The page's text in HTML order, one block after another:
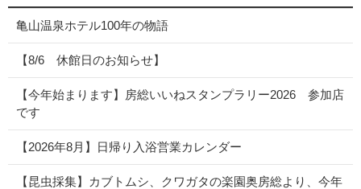
亀山温泉ホテル100年の物語
【8/6 休館日のお知らせ】
【今年始まります】房総いいねスタンプラリー2026 参加店
です
【2026年8月】日帰り入浴営業カレンダー
【昆虫採集】カブトムシ、クワガタの楽園奥房総より、今年